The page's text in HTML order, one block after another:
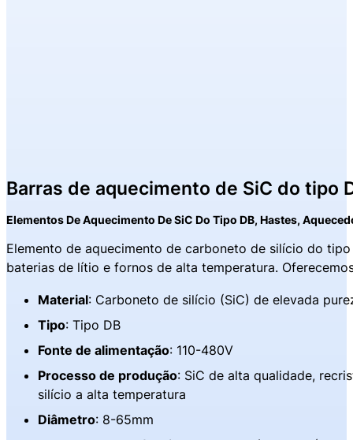
Barras de aquecimento de SiC do tipo
Elementos De Aquecimento De SiC Do Tipo DB, Hastes,
Elemento de aquecimento de carboneto de silício do
baterias de lítio e fornos de alta temperatura.
Material: Carboneto de silício (SiC) de elevada
Tipo: Tipo DB
Fonte de alimentação: 110-480V
Processo de produção: SiC de alta qualidade,
silício a alta temperatura
Diâmetro: 8-65mm